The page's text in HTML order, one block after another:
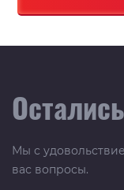
Мы с
вас вопросы.